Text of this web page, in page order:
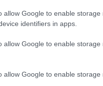
allow Google to enable
identifiers in apps.
allow Google to enable
allow Google to enable storage
a rajongók
embereket
valóban akar-e
nyilván nem
fontos pontokat